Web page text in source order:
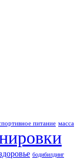
питание масса
бодибилдинг